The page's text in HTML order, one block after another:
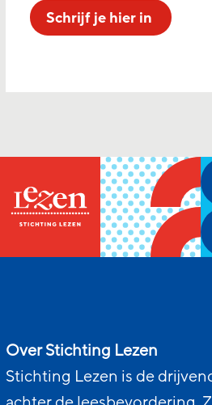
Schrijf je hier in
Over Stichting Lezen
Stichting Lezen is de